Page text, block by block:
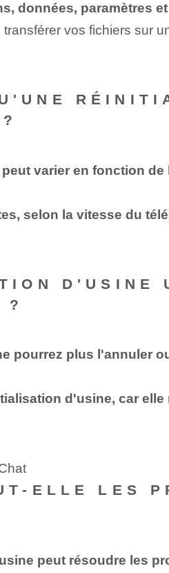
données, paramètres
vos fichiers sur
varier en fonction
selon la vitesse du
D'USINE
?
pourrez plus l'annuler
d'usine, car
ELLE LES
peut résoudre les